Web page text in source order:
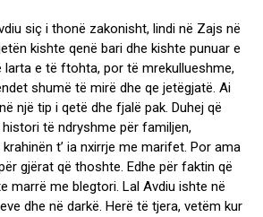
siç i thonë zakonisht, lindi në Zajs në
kishte qenë bari dhe kishte punuar e
larta e të ftohta, por të mrekullueshme,
shumë të mirë dhe qe jetëgjatë. Ai
një tip i qetë dhe fjalë pak. Duhej që
të ndryshme për familjen,
t’ ia nxirrje me marifet. Por ama
gjërat që thoshte. Edhe për faktin që
marrë me blegtori. Lal Avdiu ishte në
dhe në darkë. Herë të tjera, vetëm kur